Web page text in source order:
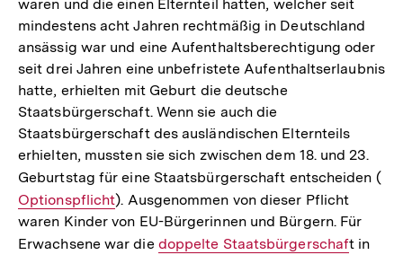
waren und die einen Elternteil hatten, welcher seit
mindestens acht Jahren rechtmäßig in Deutschland
ansässig war und eine Aufenthaltsberechtigung oder
seit drei Jahren eine unbefristete Aufenthaltserlaubnis
hatte, erhielten mit Geburt die deutsche
Staatsbürgerschaft. Wenn sie auch die
Staatsbürgerschaft des ausländischen Elternteils
erhielten, mussten sie sich zwischen dem 18. und 23.
Geburtstag für eine Staatsbürgerschaft entscheiden (
Optionspflicht). Ausgenommen von dieser Pflicht
waren Kinder von EU-Bürgerinnen und Bürgern. Für
Erwachsene war die Interner
doppelte Staatsbürgerschaft in